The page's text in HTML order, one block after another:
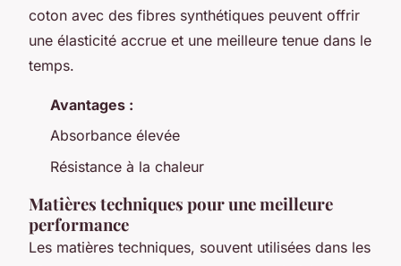
coton avec des fibres synthétiques peuvent offrir
une élasticité accrue et une meilleure tenue dans le
temps.
Avantages :
Absorbance élevée
Résistance à la chaleur
Matières techniques pour une meilleure
performance
Les matières techniques, souvent utilisées dans les